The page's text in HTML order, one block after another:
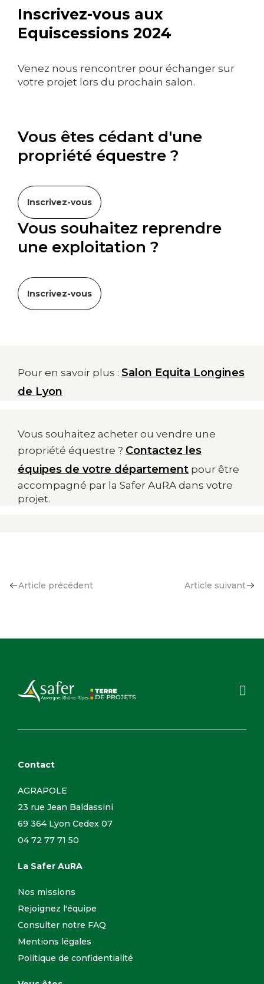
Inscrivez-vous aux
Equiscessions 2024
Venez nous rencontrer pour échanger sur
votre projet lors du prochain salon.
Vous êtes cédant d'une
propriété équestre ?
Inscrivez-vous
Vous souhaitez reprendre
une exploitation ?
Inscrivez-vous
Pour en savoir plus : Salon Equita Longines
de Lyon
Vous souhaitez acheter ou vendre une
propriété équestre ? Contactez les
équipes de votre département pour être
accompagné par la Safer AuRA dans votre
projet.
Article précédent Article suivant
Contact
AGRAPOLE
23 rue Jean Baldassini
69 364 Lyon Cedex 07
04 72 77 71 50
La Safer AuRA
Nos missions
Rejoignez l'équipe
Consulter notre FAQ
Mentions légales
Politique de confidentialité